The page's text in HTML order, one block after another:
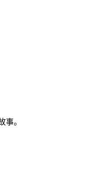
。